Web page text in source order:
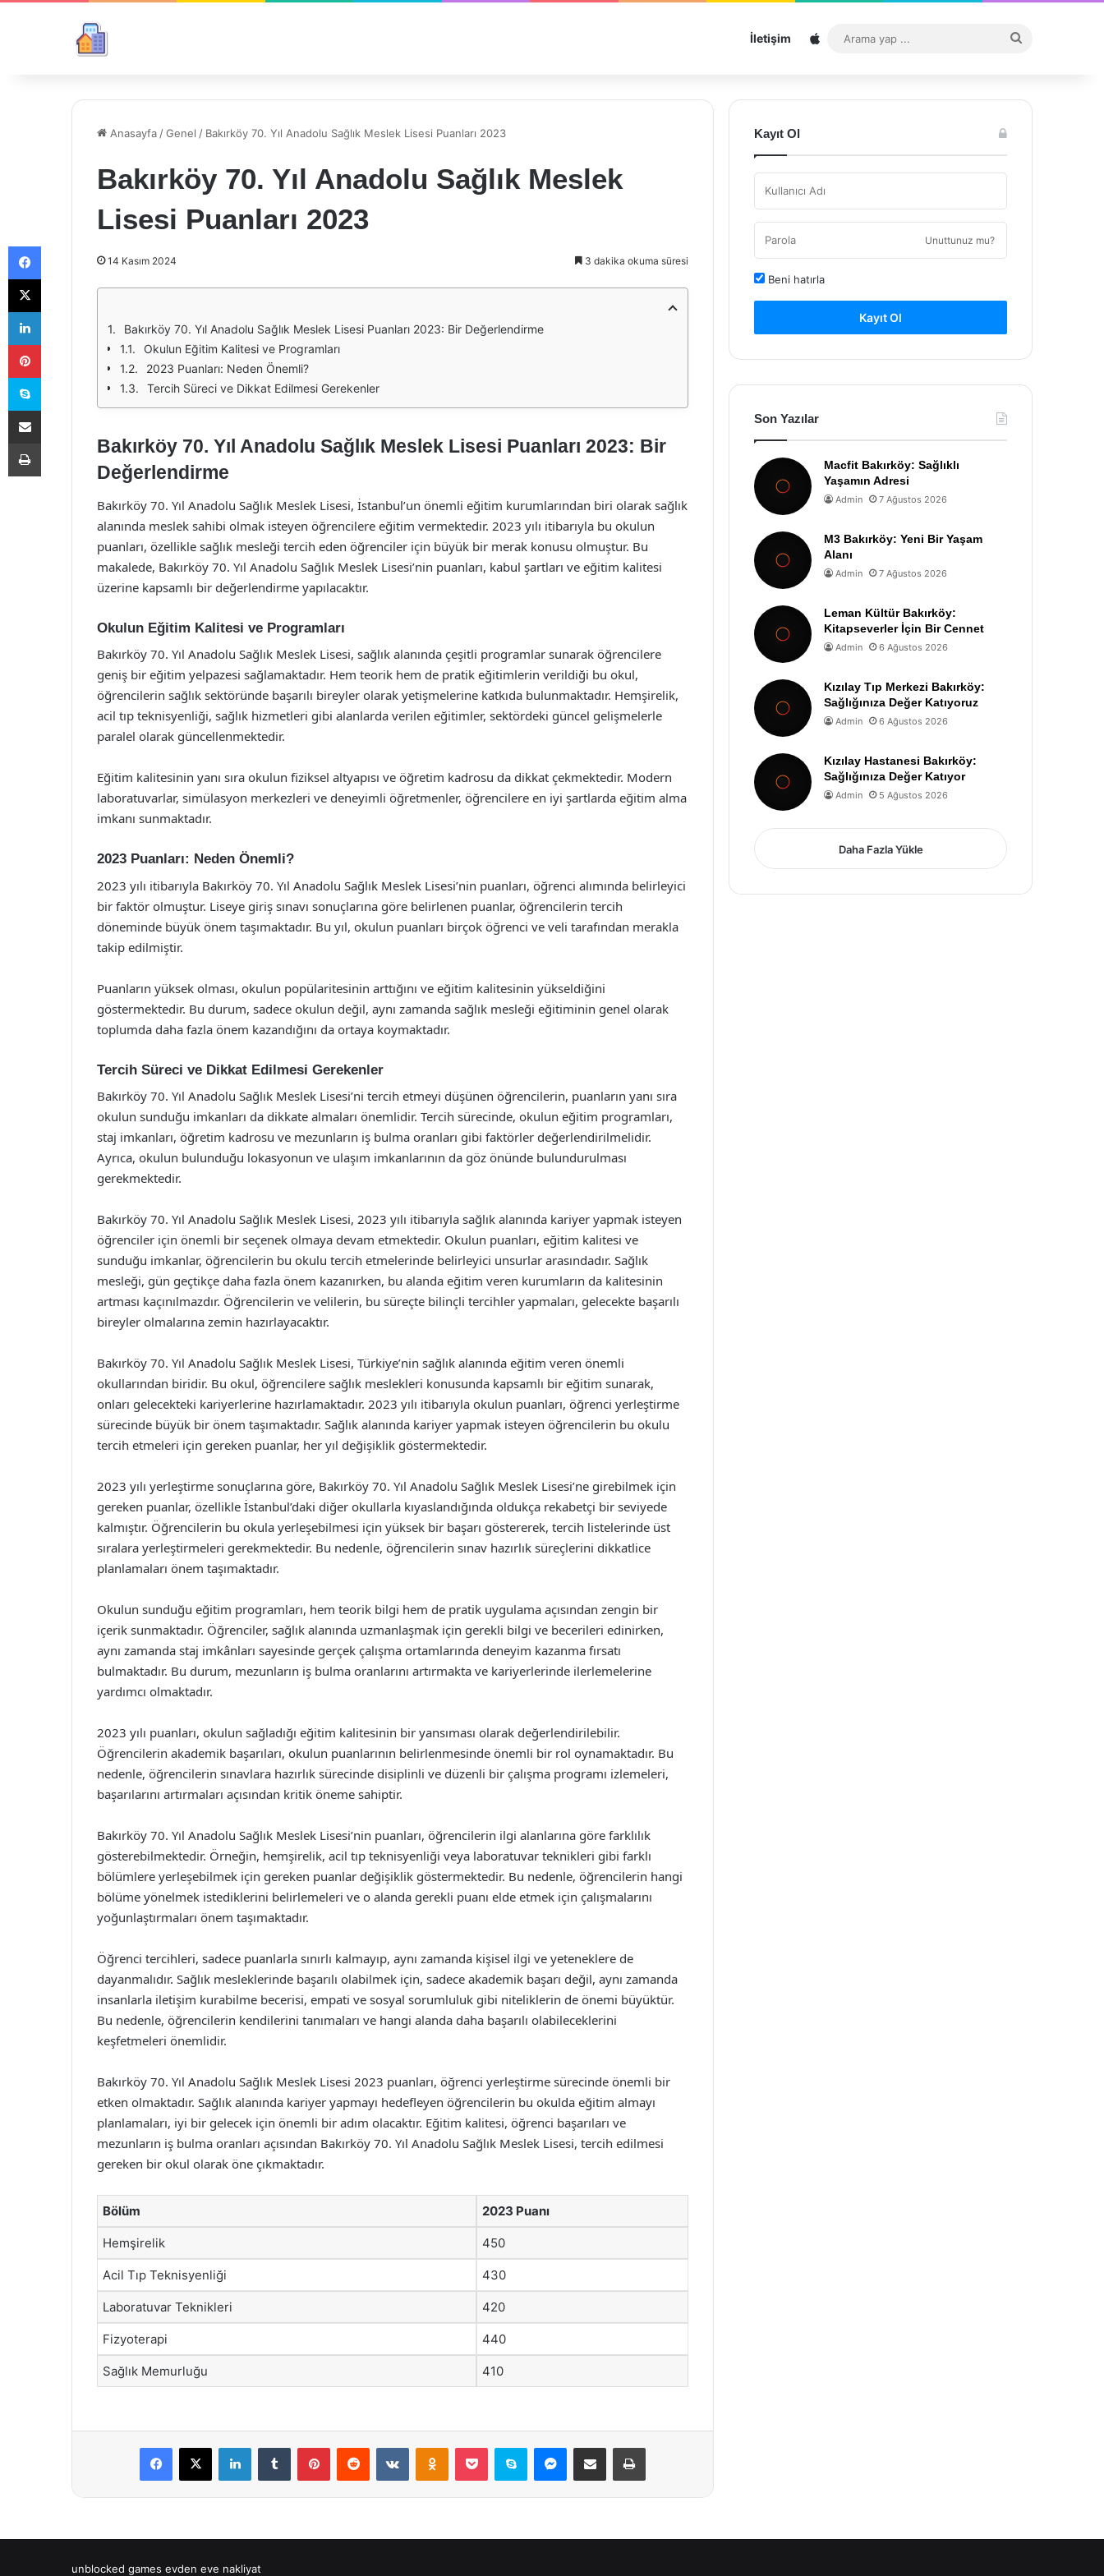
İletişim Sitemap
...
Anasayfa /Genel / Bakırköy 70. Yıl Anadolu Sağlık Meslek Lisesi Puanları 2023
Bakırköy 70. Yıl Anadolu Sağlık Meslek
Lisesi Puanları 2023
14 Kasım 2024 3 dakika okuma süresi
Bakırköy 70. Yıl Anadolu Sağlık Meslek Lisesi Puanları 2023: Bir Değerlendirme
Okulun Eğitim Kalitesi ve Programları
2023 Puanları: Neden Önemli?
Tercih Süreci ve Dikkat Edilmesi Gerekenler
Bakırköy 70. Yıl Anadolu Sağlık Meslek Lisesi Puanları 2023: Bir
Değerlendirme
Bakırköy 70. Yıl Anadolu Sağlık Meslek Lisesi, İstanbul’un önemli eğitim kurumlarından biri olarak sağlık
alanında meslek sahibi olmak isteyen öğrencilere eğitim vermektedir. 2023 yılı itibarıyla bu okulun
puanları, özellikle sağlık mesleği tercih eden öğrenciler için büyük bir merak konusu olmuştur. Bu
makalede, Bakırköy 70. Yıl Anadolu Sağlık Meslek Lisesi’nin puanları, kabul şartları ve eğitim kalitesi
üzerine kapsamlı bir değerlendirme yapılacaktır.
Okulun Eğitim Kalitesi ve Programları
Bakırköy 70. Yıl Anadolu Sağlık Meslek Lisesi, sağlık alanında çeşitli programlar sunarak öğrencilere
geniş bir eğitim yelpazesi sağlamaktadır. Hem teorik hem de pratik eğitimlerin verildiği bu okul,
öğrencilerin sağlık sektöründe başarılı bireyler olarak yetişmelerine katkıda bulunmaktadır. Hemşirelik,
acil tıp teknisyenliği, sağlık hizmetleri gibi alanlarda verilen eğitimler, sektördeki güncel gelişmelerle
paralel olarak güncellenmektedir.
Eğitim kalitesinin yanı sıra okulun fiziksel altyapısı ve öğretim kadrosu da dikkat çekmektedir. Modern
laboratuvarlar, simülasyon merkezleri ve deneyimli öğretmenler, öğrencilere en iyi şartlarda eğitim alma
imkanı sunmaktadır.
2023 Puanları: Neden Önemli?
2023 yılı itibarıyla Bakırköy 70. Yıl Anadolu Sağlık Meslek Lisesi’nin puanları, öğrenci alımında belirleyici
bir faktör olmuştur. Liseye giriş sınavı sonuçlarına göre belirlenen puanlar, öğrencilerin tercih
döneminde büyük önem taşımaktadır. Bu yıl, okulun puanları birçok öğrenci ve veli tarafından merakla
takip edilmiştir.
Puanların yüksek olması, okulun popülaritesinin arttığını ve eğitim kalitesinin yükseldiğini
göstermektedir. Bu durum, sadece okulun değil, aynı zamanda sağlık mesleği eğitiminin genel olarak
toplumda daha fazla önem kazandığını da ortaya koymaktadır.
Tercih Süreci ve Dikkat Edilmesi Gerekenler
Bakırköy 70. Yıl Anadolu Sağlık Meslek Lisesi’ni tercih etmeyi düşünen öğrencilerin, puanların yanı sıra
okulun sunduğu imkanları da dikkate almaları önemlidir. Tercih sürecinde, okulun eğitim programları,
staj imkanları, öğretim kadrosu ve mezunların iş bulma oranları gibi faktörler değerlendirilmelidir.
Ayrıca, okulun bulunduğu lokasyonun ve ulaşım imkanlarının da göz önünde bulundurulması
gerekmektedir.
Bakırköy 70. Yıl Anadolu Sağlık Meslek Lisesi, 2023 yılı itibarıyla sağlık alanında kariyer yapmak isteyen
öğrenciler için önemli bir seçenek olmaya devam etmektedir. Okulun puanları, eğitim kalitesi ve
sunduğu imkanlar, öğrencilerin bu okulu tercih etmelerinde belirleyici unsurlar arasındadır. Sağlık
mesleği, gün geçtikçe daha fazla önem kazanırken, bu alanda eğitim veren kurumların da kalitesinin
artması kaçınılmazdır. Öğrencilerin ve velilerin, bu süreçte bilinçli tercihler yapmaları, gelecekte başarılı
bireyler olmalarına zemin hazırlayacaktır.
Bakırköy 70. Yıl Anadolu Sağlık Meslek Lisesi, Türkiye’nin sağlık alanında eğitim veren önemli
okullarından biridir. Bu okul, öğrencilere sağlık meslekleri konusunda kapsamlı bir eğitim sunarak,
onları gelecekteki kariyerlerine hazırlamaktadır. 2023 yılı itibarıyla okulun puanları, öğrenci yerleştirme
sürecinde büyük bir önem taşımaktadır. Sağlık alanında kariyer yapmak isteyen öğrencilerin bu okulu
tercih etmeleri için gereken puanlar, her yıl değişiklik göstermektedir.
2023 yılı yerleştirme sonuçlarına göre, Bakırköy 70. Yıl Anadolu Sağlık Meslek Lisesi’ne girebilmek için
gereken puanlar, özellikle İstanbul’daki diğer okullarla kıyaslandığında oldukça rekabetçi bir seviyede
kalmıştır. Öğrencilerin bu okula yerleşebilmesi için yüksek bir başarı göstererek, tercih listelerinde üst
sıralara yerleştirmeleri gerekmektedir. Bu nedenle, öğrencilerin sınav hazırlık süreçlerini dikkatlice
planlamaları önem taşımaktadır.
Okulun sunduğu eğitim programları, hem teorik bilgi hem de pratik uygulama açısından zengin bir
içerik sunmaktadır. Öğrenciler, sağlık alanında uzmanlaşmak için gerekli bilgi ve becerileri edinirken,
aynı zamanda staj imkânları sayesinde gerçek çalışma ortamlarında deneyim kazanma fırsatı
bulmaktadır. Bu durum, mezunların iş bulma oranlarını artırmakta ve kariyerlerinde ilerlemelerine
yardımcı olmaktadır.
2023 yılı puanları, okulun sağladığı eğitim kalitesinin bir yansıması olarak değerlendirilebilir.
Öğrencilerin akademik başarıları, okulun puanlarının belirlenmesinde önemli bir rol oynamaktadır. Bu
nedenle, öğrencilerin sınavlara hazırlık sürecinde disiplinli ve düzenli bir çalışma programı izlemeleri,
başarılarını artırmaları açısından kritik öneme sahiptir.
Bakırköy 70. Yıl Anadolu Sağlık Meslek Lisesi’nin puanları, öğrencilerin ilgi alanlarına göre farklılık
gösterebilmektedir. Örneğin, hemşirelik, acil tıp teknisyenliği veya laboratuvar teknikleri gibi farklı
bölümlere yerleşebilmek için gereken puanlar değişiklik göstermektedir. Bu nedenle, öğrencilerin hangi
bölüme yönelmek istediklerini belirlemeleri ve o alanda gerekli puanı elde etmek için çalışmalarını
yoğunlaştırmaları önem taşımaktadır.
Öğrenci tercihleri, sadece puanlarla sınırlı kalmayıp, aynı zamanda kişisel ilgi ve yeteneklere de
dayanmalıdır. Sağlık mesleklerinde başarılı olabilmek için, sadece akademik başarı değil, aynı zamanda
insanlarla iletişim kurabilme becerisi, empati ve sosyal sorumluluk gibi niteliklerin de önemi büyüktür.
Bu nedenle, öğrencilerin kendilerini tanımaları ve hangi alanda daha başarılı olabileceklerini
keşfetmeleri önemlidir.
Bakırköy 70. Yıl Anadolu Sağlık Meslek Lisesi 2023 puanları, öğrenci yerleştirme sürecinde önemli bir
etken olmaktadır. Sağlık alanında kariyer yapmayı hedefleyen öğrencilerin bu okulda eğitim almayı
planlamaları, iyi bir gelecek için önemli bir adım olacaktır. Eğitim kalitesi, öğrenci başarıları ve
mezunların iş bulma oranları açısından Bakırköy 70. Yıl Anadolu Sağlık Meslek Lisesi, tercih edilmesi
gereken bir okul olarak öne çıkmaktadır.
Bölüm 2023 Puanı
Hemşirelik 450
Acil Tıp Teknisyenliği 430
Laboratuvar Teknikleri 420
Fizyoterapi 440
Sağlık Memurluğu 410
Facebook
X LinkedInTumblr PinterestReddit VKontakteOdnoklassniki
Pocket Skype Messenger
E-Posta ile paylaş Yazdır
Kayıt Ol
Unuttunuz mu?
Beni hatırla
Kayıt Ol
Son Yazılar
Macfit Bakırköy: Sağlıklı
Yaşamın Adresi
Admin 7 Ağustos 2026
M3 Bakırköy: Yeni Bir Yaşam
Alanı
Admin 7 Ağustos 2026
Leman Kültür Bakırköy:
Kitapseverler İçin Bir Cennet
Admin 6 Ağustos 2026
Kızılay Tıp Merkezi Bakırköy:
Sağlığınıza Değer Katıyoruz
Admin 6 Ağustos 2026
Kızılay Hastanesi Bakırköy:
Sağlığınıza Değer Katıyor
Admin 5 Ağustos 2026
Daha Fazla Yükle
unblocked games evden eve nakliyat
Facebook
X
LinkedIn
Pinterest
Skype
E-Posta ile paylaş